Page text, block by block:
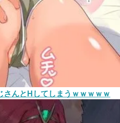
さんとHしてしまうｗｗｗｗｗ